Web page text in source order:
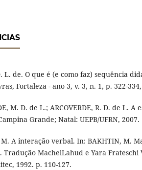
L. de. O que é (e como faz) sequência
Fortaleza - ano 3, v. 3, n. 1, p. 322-
M. D. de L.; ARCOVERDE, R. D. de L. A
Grande; Natal: UEPB/UFRN, 2007.
A interação verbal. In: BAKHTIN, M.
Tradução MachelLahud e Yara Frateschi
1992. p. 110-127.